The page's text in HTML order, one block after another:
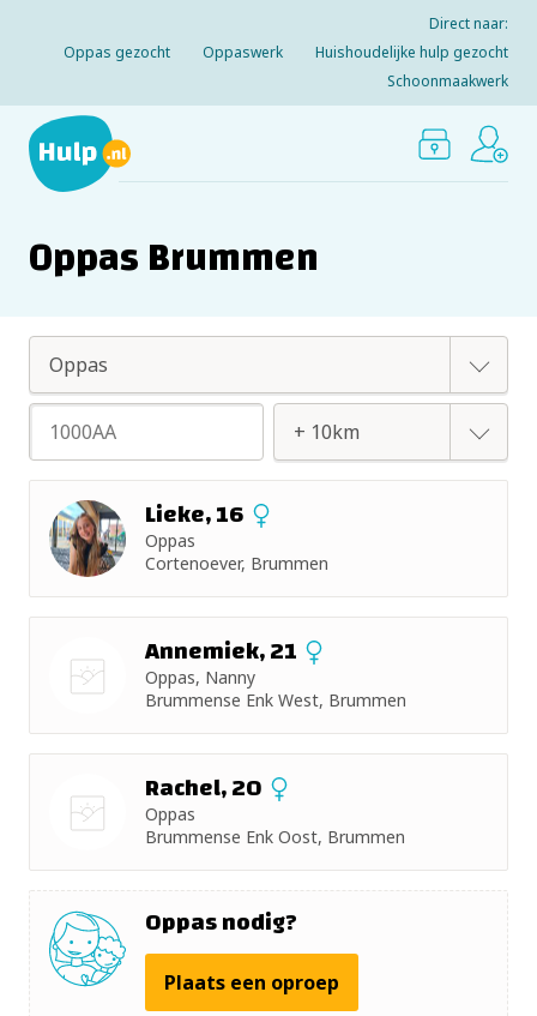
Direct naar:
Oppas gezocht
Oppaswerk
Huishoudelijke hulp gezocht
Schoonmaakwerk
Oppas Brummen
Oppas
Huishoudelijke hulp + 2km
+ 10km
+ 15km
Lieke, 16
Oppas
Cortenoever, Brummen
Annemiek, 21
Oppas, Nanny
Brummense Enk West, Brummen
Rachel, 20
Oppas
Brummense Enk Oost, Brummen
Oppas nodig?
Plaats een oproep